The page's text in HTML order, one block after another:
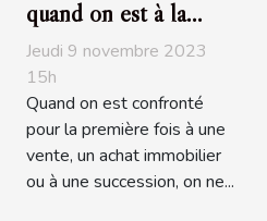
quand on est à la
recherche d’un bon
notaire ?
Jeudi 9 novembre 2023
15h
Quand on est confronté
pour la première fois à une
vente, un achat immobilier
ou à une succession, on ne...